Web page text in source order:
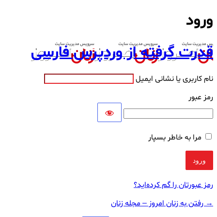
ورود
قدرت گرفته از وردپرس فارسی
نام کاربری یا نشانی ایمیل
رمز عبور
مرا به خاطر بسپار
رمز عبورتان را گم کرده‌اید؟
→ رفتن به زنان امروز – مجله زنان